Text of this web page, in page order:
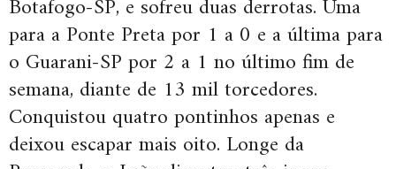
Botafogo-SP, e sofreu duas derrotas. Uma
para a Ponte Preta por 1 a 0 e a última para
o Guarani-SP por 2 a 1 no último fim de
semana, diante de 13 mil torcedores.
Conquistou quatro pontinhos apenas e
deixou escapar mais oito. Longe da